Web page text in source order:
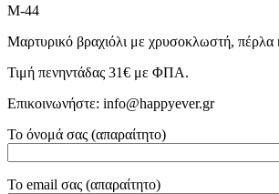
M-44
Μαρτυρικό βραχιόλι με χρυσοκλωστή, πέρλα
Τιμή πενηντάδας 31€ με ΦΠΑ.
Επικοινωνήστε: info@happyever.gr
Το όνομά σας (απαραίτητο)
Το email σας (απαραίτητο)